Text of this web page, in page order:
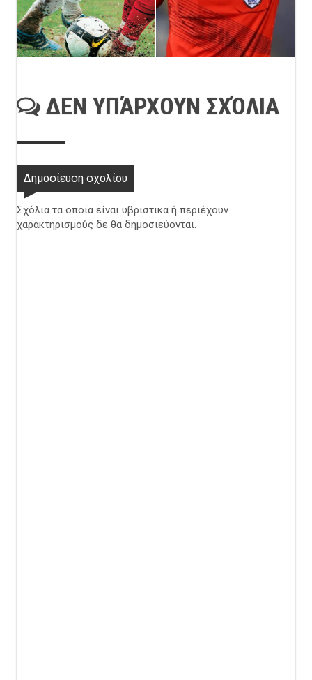
ΔΕΝ ΥΠΆΡΧΟΥΝ ΣΧΌΛΙΑ
Δημοσίευση σχολίου
Σχόλια τα οποία είναι υβριστικά ή περιέχουν
χαρακτηρισμούς δε θα δημοσιεύονται.